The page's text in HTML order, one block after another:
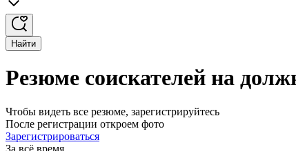
Найти
Резюме соискателей на
Чтобы видеть все резюме, зарегистрируйтесь
После регистрации откроем фото
Зарегистрироваться
За всё время